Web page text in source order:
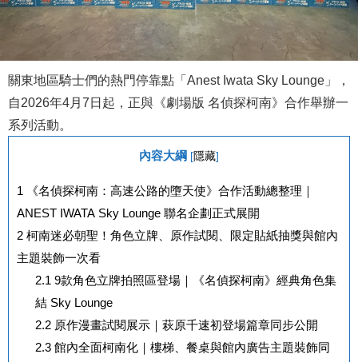
關東地區騎士們的熱門停靠點「Anest Iwata Sky Lounge」，
自2026年4月7日起，正與《劇場版 名偵探柯南》合作舉辦一
系列活動。
內容大綱 [隱藏]
1
《名偵探柯南：高速公路的墮天使》合作活動總整理｜
ANEST IWATA Sky Lounge 聯名企劃正式展開
2 柯南迷必朝聖！角色立牌、原作試閱、限定貼紙抽獎與館內
主題裝飾一次看
2.1 9款角色立牌拍照區登場｜《名偵探柯南》經典角色集
結 Sky Lounge
2.2原作漫畫試閱展示｜萩原千速初登場篇章同步公開
2.3館內全面柯南化｜樓梯、餐桌與館內廣告主題裝飾同